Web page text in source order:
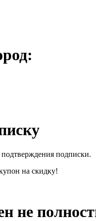
подписки.
на скидку!
не